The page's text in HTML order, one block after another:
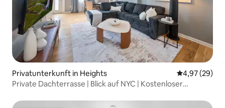
Privatunterkunft in Heights
4,97 (29)
Private Dachterrasse | Blick auf NYC | Kostenloser